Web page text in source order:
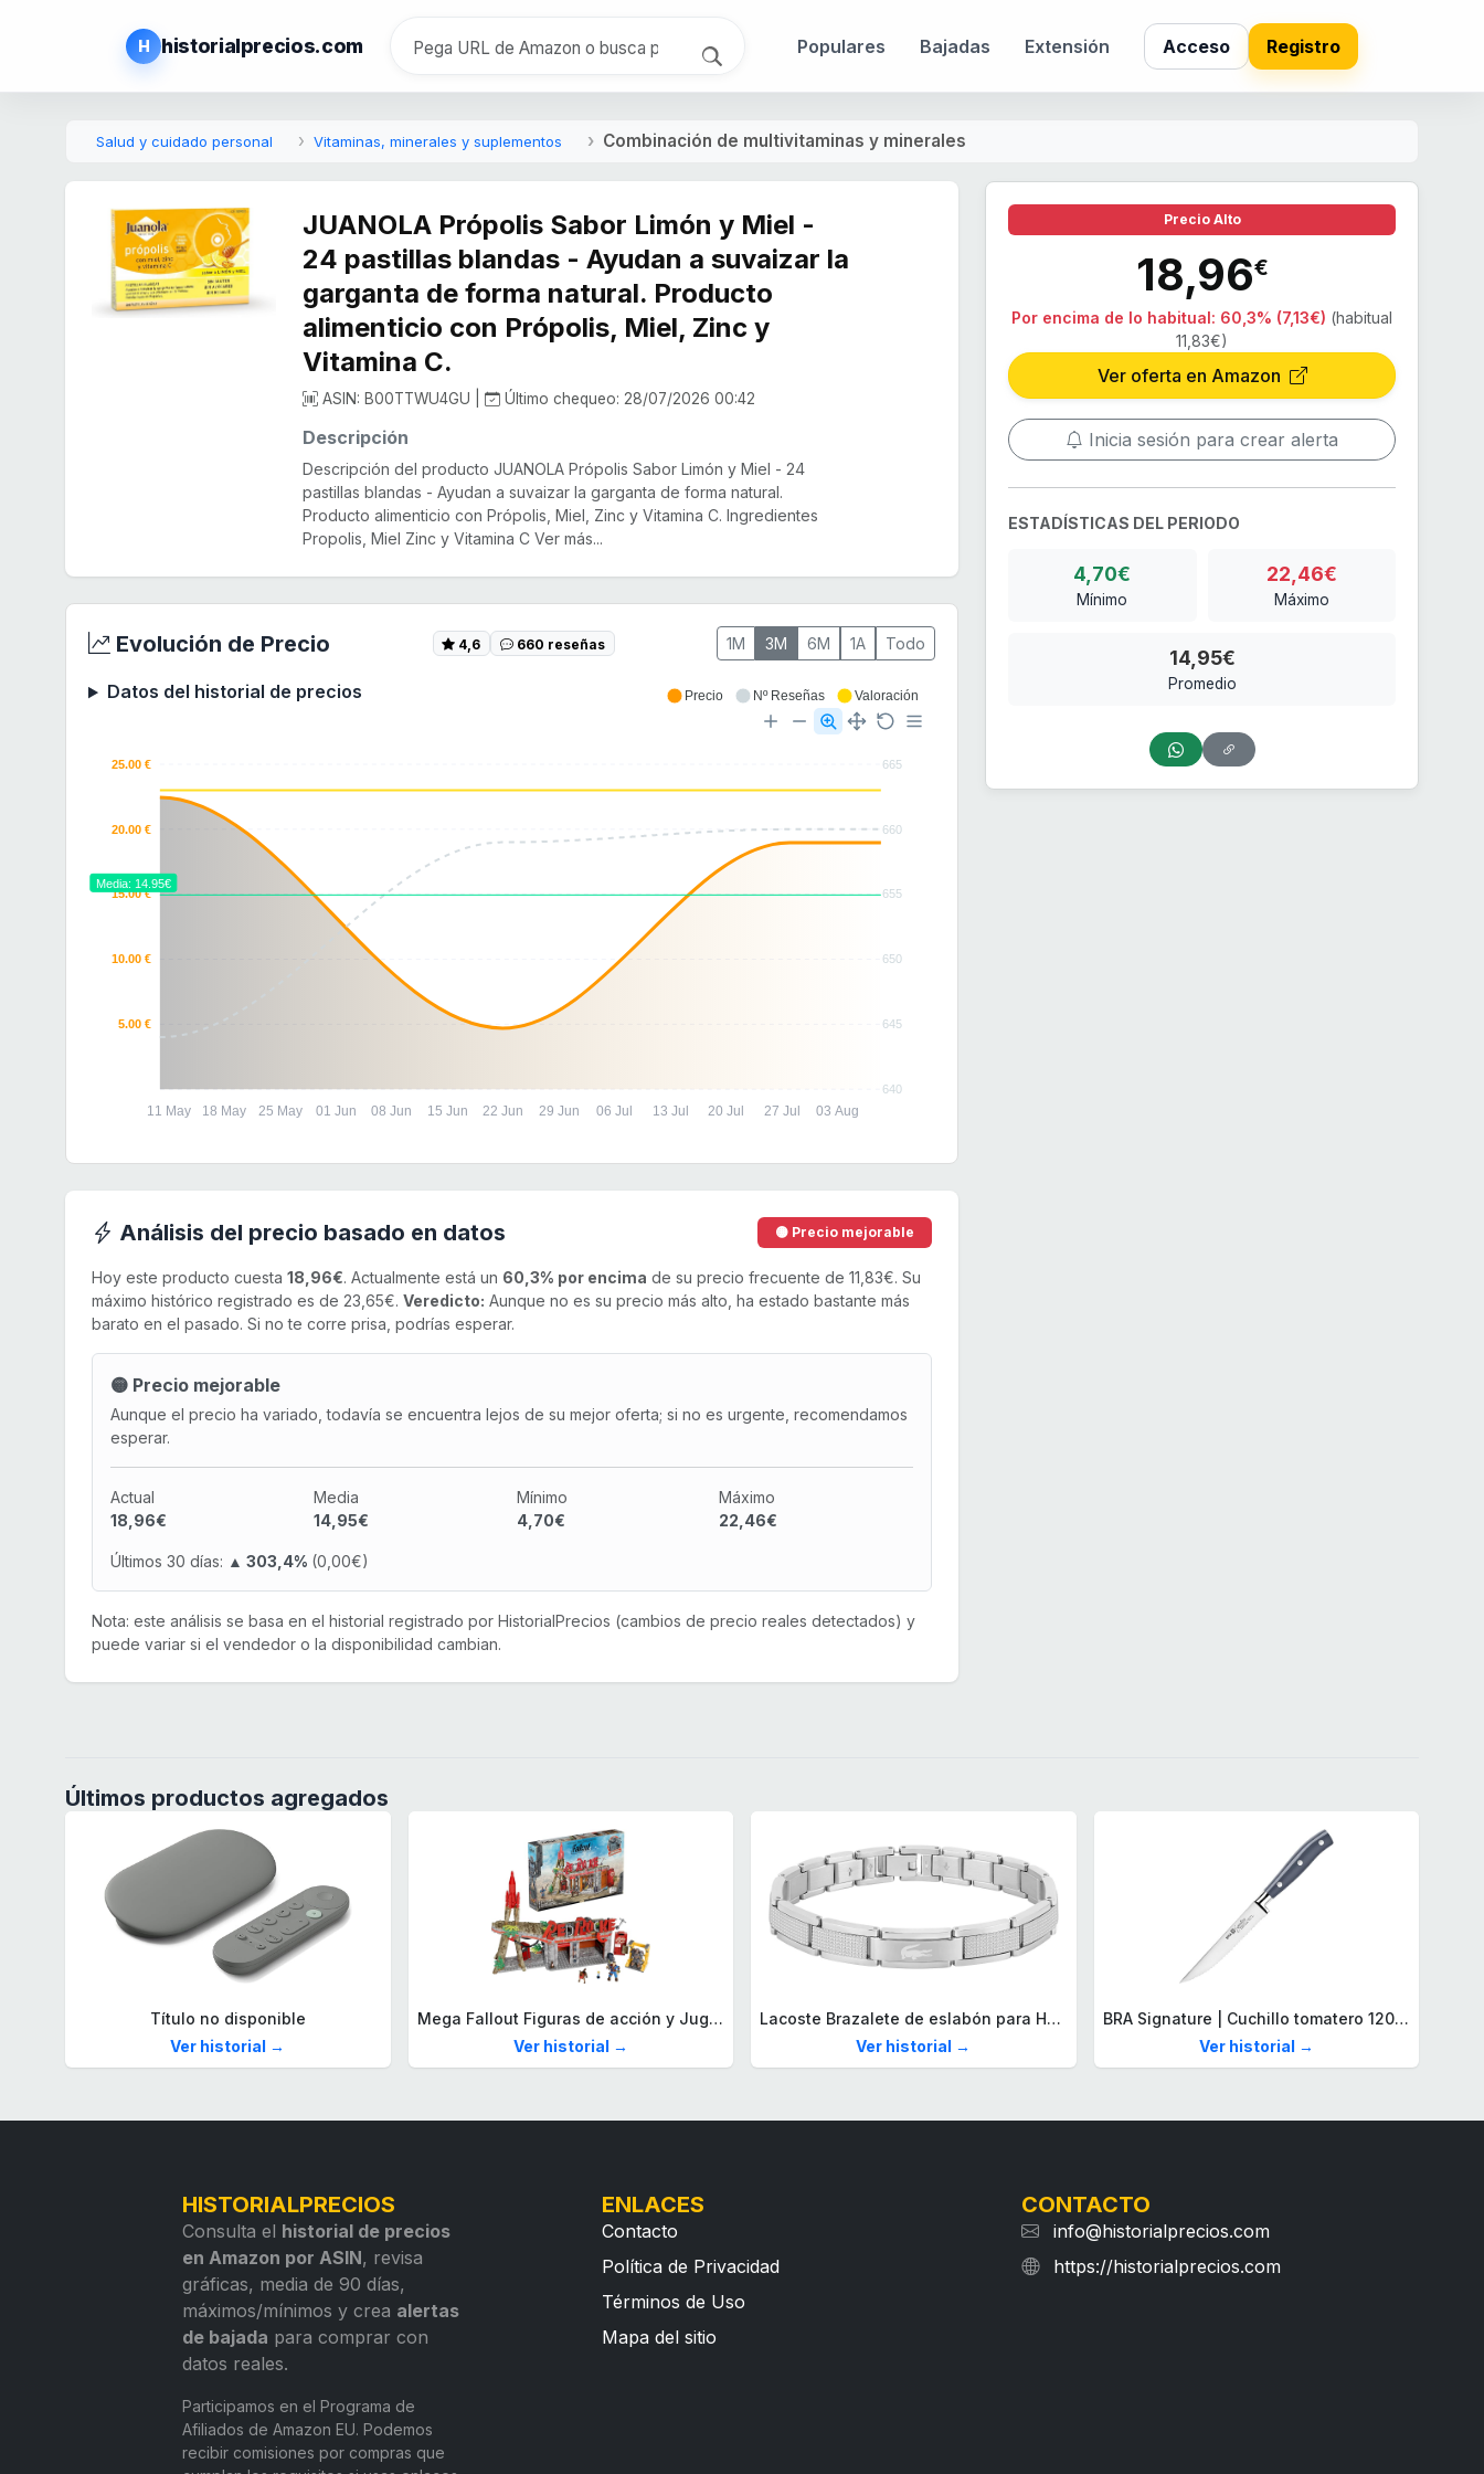
H historialprecios.com Populares Bajadas Extensión Acceso Registro
Salud y cuidado personal Vitaminas, minerales y suplementos Combinación de multivitaminas y minerales
JUANOLA Própolis Sabor Limón y Miel -
24 pastillas blandas - Ayudan a suvaizar la
garganta de forma natural. Producto
alimenticio con Própolis, Miel, Zinc y
Vitamina C.
ASIN: B00TTWU4GU | Último chequeo: 28/07/2026 00:42
Descripción
Descripción del producto JUANOLA Própolis Sabor Limón y Miel - 24
pastillas blandas - Ayudan a suvaizar la garganta de forma natural.
Producto alimenticio con Própolis, Miel, Zinc y Vitamina C. Ingredientes
Propolis, Miel Zinc y Vitamina C Ver más...
Evolución de Precio 4,6 660 reseñas 1M 3M 6M 1A Todo
Datos del historial de precios
665
660
655
650
645
640
25.00 €
20.00 €
15.00 €
10.00 €
5.00 €
11 May 18 May 25 May 01 Jun 08 Jun 15 Jun 22 Jun 29 Jun 06 Jul 13 Jul 20 Jul 27 Jul 03 Aug
Media: 14.95€
Precio Nº Reseñas Valoración
Análisis del precio basado en datos 🟡 Precio mejorable
Hoy este producto cuesta 18,96€. Actualmente está un 60,3% por encima de su precio frecuente de 11,83€. Su
máximo histórico registrado es de 23,65€. Veredicto: Aunque no es su precio más alto, ha estado bastante más
barato en el pasado. Si no te corre prisa, podrías esperar.
🟡 Precio mejorable
Aunque el precio ha variado, todavía se encuentra lejos de su mejor oferta; si no es urgente, recomendamos
esperar.
Actual
18,96€
Media
14,95€
Mínimo
4,70€
Máximo
22,46€
Últimos 30 días: ▲ 303,4% (0,00€)
Nota: este análisis se basa en el historial registrado por HistorialPrecios (cambios de precio reales detectados) y
puede variar si el vendedor o la disponibilidad cambian.
Precio Alto
18,96€
Por encima de lo habitual: 60,3% (7,13€) (habitual
11,83€)
Ver oferta en Amazon
Inicia sesión para crear alerta
ESTADÍSTICAS DEL PERIODO
4,70€
Mínimo
22,46€
Máximo
14,95€
Promedio
Últimos productos agregados
Título no disponible
Ver historial →
Mega Fallout Figuras de acción y Juguetes de construcción, Parada de Camiones Red Rocket con 824 Piezas, 2 Personajes articulados y Accesorios, para coleccionistas, HXT00
Ver historial →
Lacoste Brazalete de eslabón para Hombre Colección STENCIL de Acero inoxidable
Ver historial →
BRA Signature | Cuchillo tomatero 120 mm, Acero Inoxidable alemán forjado con Molibdeno Vanadio, Mango Remachado ABS, Diseño Ergonómico, Hoja 1,6 mm espesor
Ver historial →
HISTORIALPRECIOS
Consulta el historial de precios
en Amazon por ASIN, revisa
gráficas, media de 90 días,
máximos/mínimos y crea alertas
de bajada para comprar con
datos reales.
Participamos en el Programa de
Afiliados de Amazon EU. Podemos
recibir comisiones por compras que
ENLACES
Contacto
Política de Privacidad
Términos de Uso
Mapa del sitio
CONTACTO
info@historialprecios.com
https://historialprecios.com